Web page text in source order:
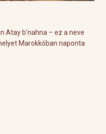
Atay b’nahna – ez a neve
Marokkóban naponta